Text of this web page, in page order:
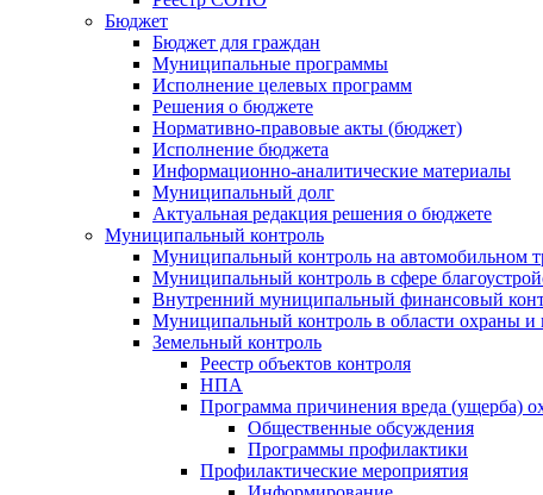
Бюджет
Бюджет для граждан
Муниципальные программы
Исполнение целевых программ
Решения о бюджете
Нормативно-правовые акты (бюджет)
Исполнение бюджета
Информационно-аналитические материалы
Муниципальный долг
Актуальная редакция решения о бюджете
Муниципальный контроль
Муниципальный контроль на автомобильном
Муниципальный контроль в сфере
Внутренний муниципальный финансовый
Муниципальный контроль в области охраны и
Земельный контроль
Реестр объектов контроля
НПА
Программа причинения вреда (ущерба)
Общественные обсуждения
Программы профилактики
Профилактические мероприятия